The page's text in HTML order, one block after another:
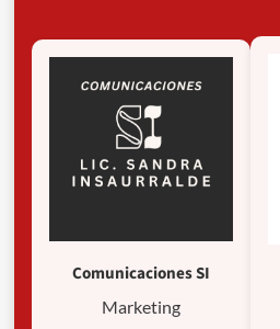
Comunicaciones SI
Marketing